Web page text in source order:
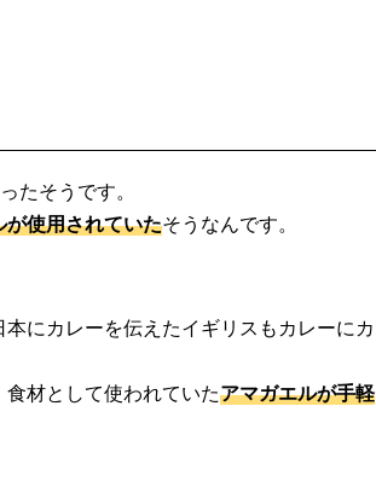
たそうです。
使用されていたそうなんです。
にカレーを伝えたイギリスもカレーにカ
材として使われていたアマガエルが手軽